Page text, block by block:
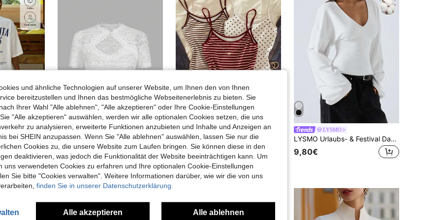
Arbeit, Dates, Treffen, Herbst/Winter/Sommer, Weihnachten, Neujahr, Thanksgiving, Partys, Hochzeiten, Strand, Abschluss, Mode, elegant, lässig, Ausflüge, Dates, Reservierungen, Pendeln, glänzend, Valentinstag, elegant, Urlaub, lässig, Y2K, Ausflüge, Abschluss und andere Anlässe
in Baumwolle Frauen T-Shirts
SHEIN Frenchy Damen Blumen-Spitze Cut-Out Kurzarm Crop Top, elegante weiße Sommer-Bluse mit transparentem Crop, Damen Sweetheart-Ausschnitt gerafftes Abendessen-Top
8,41€
EU Warehouse -2% IslaSuriya Damen Casual Bodycon Camisole Top mit rundem Ausschnitt und Allover-Muster, Sommer
11,65€ 11,99€
LYSMO
LYSMO Urlaubs- & Festival Damen 95% Baumwolle Weißes Tiefer V-Ausschnitt Glockenärmel Hemd - Bequemer minimalistischer Frühlings Eleganter Lässig Top für Pendeln, Urlaubsveranstaltungen, Abschluss, Date, Party & Hochzeitsgast
9,80€
und ähnliche Technologien auf unserer Website, um Ihnen den von Ihnen
bereitzustellen und Ihnen das bestmögliche Webseitenerlebnis zu bieten. Sie
Ihrer Wahl "Alle ablehnen", "Alle akzeptieren" oder Ihre Cookie-Einstellungen
"Alle akzeptieren" auswählen, werden wir alle optionalen Cookies setzen, die uns
zu analysieren, erweiterte Funktionen anzubieten und Inhalte und Anzeigen an
bei SHEIN anzupassen. Wenn Sie "Alle ablehnen" auswählen, lassen Sie nur die
Cookies zu, die unsere Website zum Laufen bringen. Sie können diese in den
deaktivieren, was jedoch die Funktionalität der Website beeinträchtigen kann. Um
uns verwendeten Cookies zu erfahren und Ihre optionalen Cookie-Einstellungen
Sie bitte "Cookies verwalten". Weitere Informationen darüber, wie wir die von uns
finden Sie in unserer Datenschutzerklärung.
Alle akzeptieren Alle ablehnen